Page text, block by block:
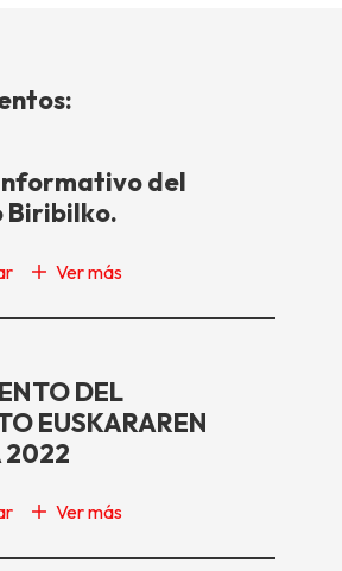
del
Biribilko.
Ver más
DEL
EUSKARAREN
2022
Ver más